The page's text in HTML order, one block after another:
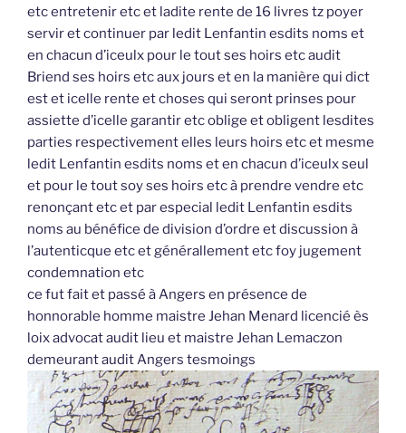
etc entretenir etc et ladite rente de 16 livres tz poyer
servir et continuer par ledit Lenfantin esdits noms et
en chacun d’iceulx pour le tout ses hoirs etc audit
Briend ses hoirs etc aux jours et en la manière qui dict
est et icelle rente et choses qui seront prinses pour
assiette d’icelle garantir etc oblige et obligent lesdites
parties respectivement elles leurs hoirs etc et mesme
ledit Lenfantin esdits noms et en chacun d’iceulx seul
et pour le tout soy ses hoirs etc à prendre vendre etc
renonçant etc et par especial ledit Lenfantin esdits
noms au bénéfice de division d’ordre et discussion à
l’autenticque etc et générallement etc foy jugement
condemnation etc
ce fut fait et passé à Angers en présence de
honnorable homme maistre Jehan Menard licencié ès
loix advocat audit lieu et maistre Jehan Lemaczon
demeurant audit Angers tesmoings